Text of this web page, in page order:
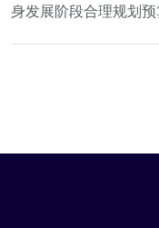
身发展阶段合理规划预